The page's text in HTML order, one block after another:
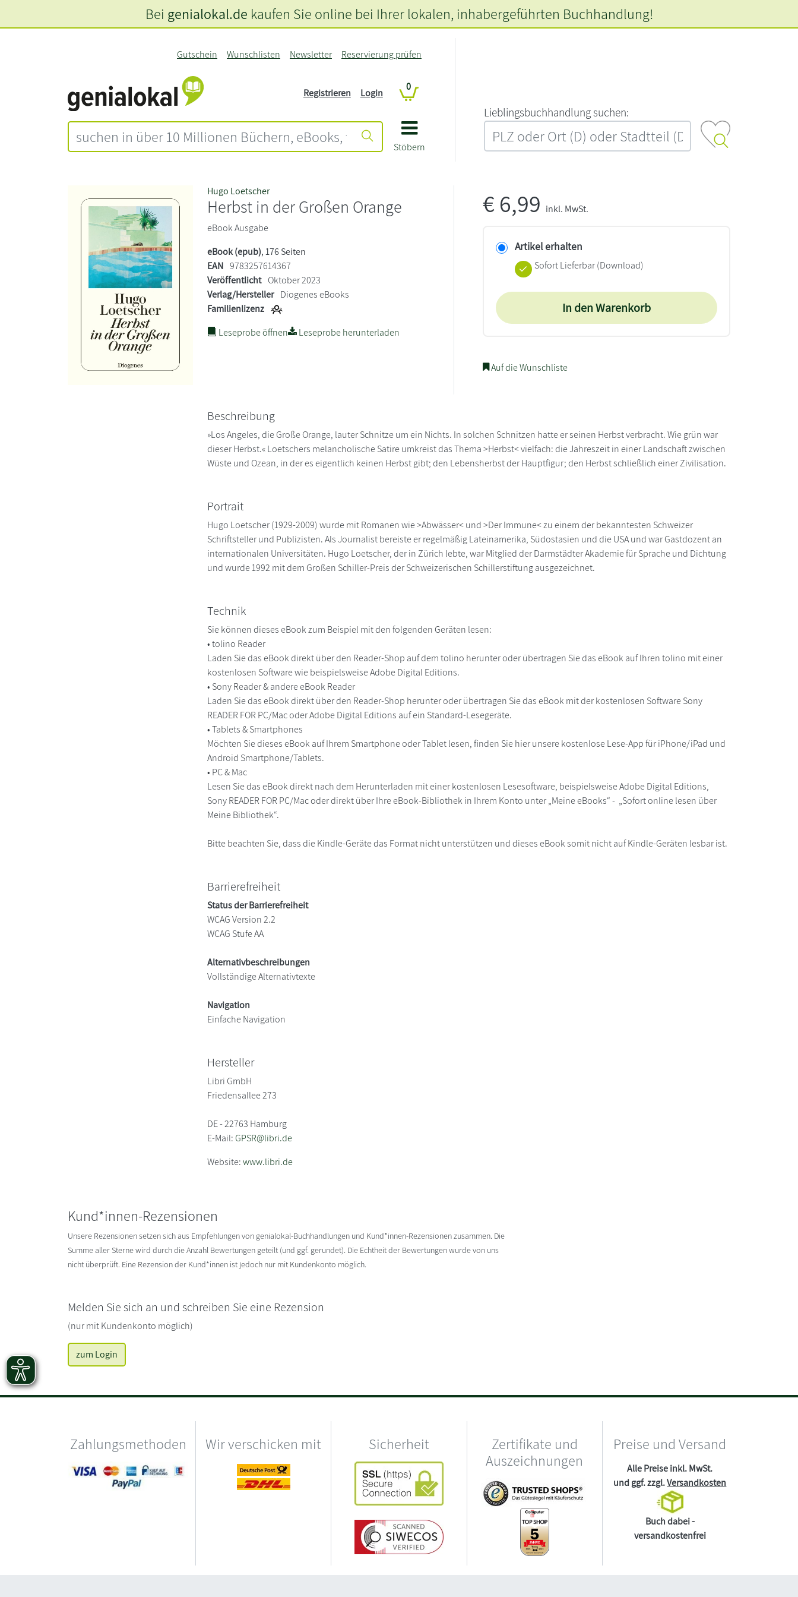
Stöbern
Gutschein Wunschlisten Newsletter Reservierung prüfen
Registrieren Login
0
L‍i‍e‍b‍l‍i‍n‍g‍s‍b‍u‍c‍h‍h‍a‍n‍d‍l‍u‍n‍g‍ ‍s‍u‍c‍h‍e‍n‍:‍
Bei genialokal.de kaufen Sie online bei Ihrer lokalen, inhabergeführten Buchhandlung!
Hugo Loetscher
Herbst in der Großen Orange
eBook Ausgabe
eBook (epub), 176 Seiten
EAN 9783257614367
Veröffentlicht Oktober 2023
Verlag/Hersteller Diogenes eBooks
Familienlizenz
Leseprobe öffnen
Leseprobe herunterladen
€6,99 inkl. MwSt.
Artikel erhalten
Sofort Lieferbar (Download)
In den Warenkorb
Auf die Wunschliste
Beschreibung
»Los Angeles, die Große Orange, lauter Schnitze um ein Nichts. In solchen Schnitzen hatte er seinen Herbst verbracht. Wie grün war
dieser Herbst.« Loetschers melancholische Satire umkreist das Thema >Herbst< vielfach: die Jahreszeit in einer Landschaft zwischen
Wüste und Ozean, in der es eigentlich keinen Herbst gibt; den Lebensherbst der Hauptfigur; den Herbst schließlich einer Zivilisation.
Portrait
Hugo Loetscher (1929-2009) wurde mit Romanen wie >Abwässer< und >Der Immune< zu einem der bekanntesten Schweizer
Schriftsteller und Publizisten. Als Journalist bereiste er regelmäßig Lateinamerika, Südostasien und die USA und war Gastdozent an
internationalen Universitäten. Hugo Loetscher, der in Zürich lebte, war Mitglied der Darmstädter Akademie für Sprache und Dichtung
und wurde 1992 mit dem Großen Schiller-Preis der Schweizerischen Schillerstiftung ausgezeichnet.
Technik
Sie können dieses eBook zum Beispiel mit den folgenden Geräten lesen:
• tolino Reader
Laden Sie das eBook direkt über den Reader-Shop auf dem tolino herunter oder übertragen Sie das eBook auf Ihren tolino mit einer
kostenlosen Software wie beispielsweise Adobe Digital Editions.
• Sony Reader & andere eBook Reader
Laden Sie das eBook direkt über den Reader-Shop herunter oder übertragen Sie das eBook mit der kostenlosen Software Sony
READER FOR PC/Mac oder Adobe Digital Editions auf ein Standard-Lesegeräte.
• Tablets & Smartphones
Möchten Sie dieses eBook auf Ihrem Smartphone oder Tablet lesen, finden Sie hier unsere kostenlose Lese-App für iPhone/iPad und
Android Smartphone/Tablets.
• PC & Mac
Lesen Sie das eBook direkt nach dem Herunterladen mit einer kostenlosen Lesesoftware, beispielsweise Adobe Digital Editions,
Sony READER FOR PC/Mac oder direkt über Ihre eBook-Bibliothek in Ihrem Konto unter „Meine eBooks“ - „Sofort online lesen über
Meine Bibliothek“.
Bitte beachten Sie, dass die Kindle-Geräte das Format nicht unterstützen und dieses eBook somit nicht auf Kindle-Geräten lesbar ist.
Barrierefreiheit
Status der Barrierefreiheit
WCAG Version 2.2
WCAG Stufe AA
Alternativbeschreibungen
Vollständige Alternativtexte
Navigation
Einfache Navigation
Hersteller
Libri GmbH
Friedensallee 273
DE - 22763 Hamburg
E-Mail:GPSR@libri.de
Website:www.libri.de
Kund*innen-Rezensionen
Unsere Rezensionen setzen sich aus Empfehlungen von genialokal-Buchhandlungen und Kund*innen-Rezensionen zusammen. Die
Summe aller Sterne wird durch die Anzahl Bewertungen geteilt (und ggf. gerundet). Die Echtheit der Bewertungen wurde von uns
nicht überprüft. Eine Rezension der Kund*innen ist jedoch nur mit Kundenkonto möglich.
Melden Sie sich an und schreiben Sie eine Rezension
(nur mit Kundenkonto möglich)
zum Login
Zahlungsmethoden Wir verschicken mit Sicherheit
Zertifikate und
Auszeichnungen
Preise und Versand
Alle Preise inkl. MwSt.
und ggf. zzgl.Versandkosten
Buch dabei -
versandkostenfrei